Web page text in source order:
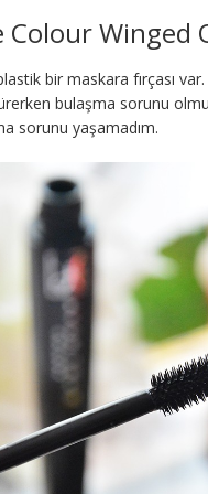
Winged
bir maskara fırçası
bulaşma sorunu
sorunu yaşamadım.